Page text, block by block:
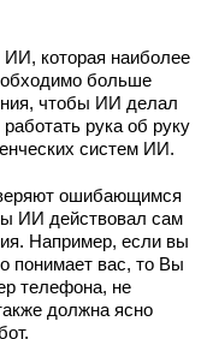
которая наиболее
больше
чтобы ИИ делал
рука об руку
систем ИИ.
ошибающимся
ИИ действовал сам
Например, если вы
понимает вас, то Вы
телефона, не
должна ясно